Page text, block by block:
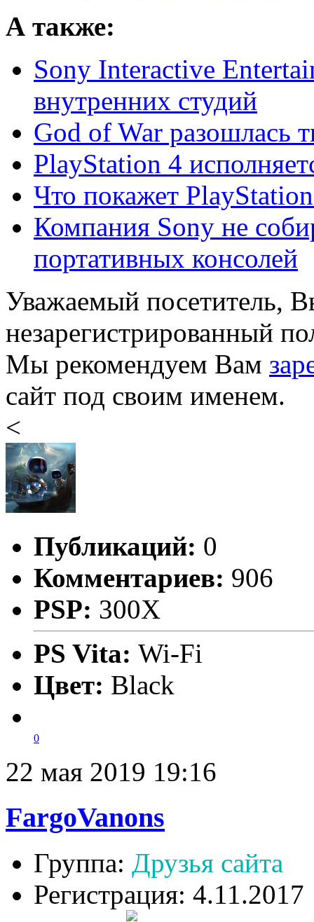
А также:
Sony Interactive
внутренних студий
God of War разошлась
PlayStation 4
Что покажет
Компания Sony не
портативных консолей
Уважаемый посетитель,
незарегистрированный
Мы рекомендуем Вам
сайт под своим именем.
<
Публикаций: 0
Комментариев: 906
PSP: 300X
PS Vita: Wi-Fi
Цвет: Black
0
22 мая 2019 19:16
FargoVanons
Группа: Друзья сайта
Регистрация: 4.11.2017